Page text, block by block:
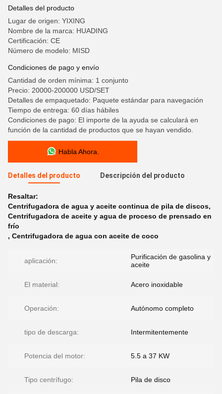
Detalles del producto
Lugar de origen: YIXING
Nombre de la marca: HUADING
Certificación: CE
Número de modelo: MISD
Condiciones de pago y envío
Cantidad de orden mínima: 1 conjunto
Precio: 20000-200000 USD/SET
Detalles de empaquetado: Paquete estándar para navegación
Tiempo de entrega: 60 días hábiles
Condiciones de pago: El importe de la ayuda se calculará en
función de la cantidad de productos que se hayan vendido.
Habla Ahora.
Detalles del producto Descripción del producto
Resaltar:
Centrifugadora de agua y aceite continua de pila de discos,
Centrifugadora de aceite y agua de proceso de prensado en
frío
, Centrifugadora de agua con aceite de coco
aplicación:
Purificación de gasolina y
aceite
El material: Acero inoxidable
Operación: Autónomo completo
tipo de descarga: Intermitentemente
Potencia del motor: 5.5 a 37 KW
Tipo centrífugo: Pila de disco